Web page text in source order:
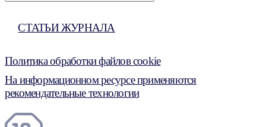
СТАТЬИ ЖУРНАЛА
Политика обработки файлов cookie
На информационном ресурсе применяются
рекомендательные технологии